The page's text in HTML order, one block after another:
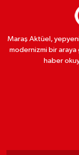
Maraş Aktüel,
modernizmi bir araya
haber